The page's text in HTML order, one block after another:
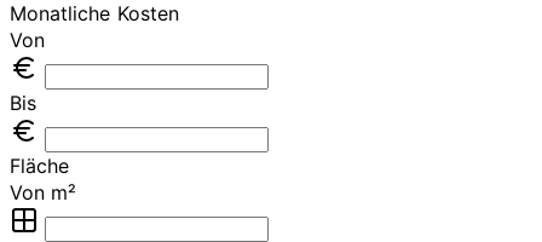
Monatliche Kosten
Von
Bis
Fläche
Von m²